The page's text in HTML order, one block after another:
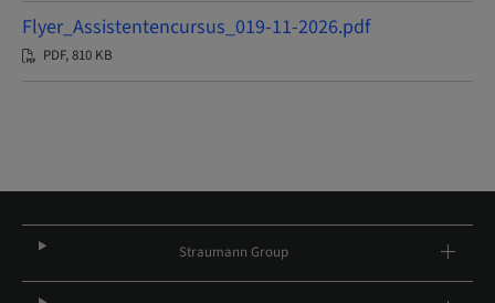
Flyer_Assistentencursus_019-11-2026.pdf
PDF, 810 KB
Straumann Group